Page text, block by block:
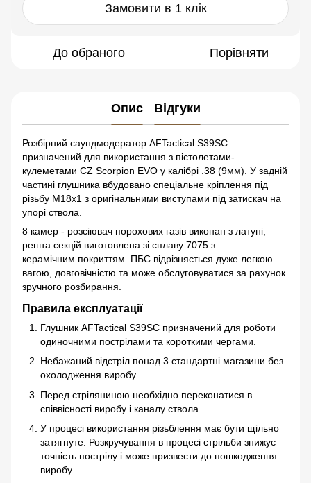
Замовити в 1 клік
До обраного Порівняти
Опис Відгуки
Розбірний саундмодератор AFTactical S39SC
призначений для використання з пістолетами-
кулеметами CZ Scorpion EVO у калібрі .38 (9мм). У задній
частині глушника вбудовано спеціальне кріплення під
різьбу М18х1 з оригінальними виступами під затискач на
упорі ствола.
8 камер - розсіювач порохових газів виконан з латуні,
решта секцій виготовлена зі сплаву 7075 з
керамічним покриттям. ПБС відрізняється дуже легкою
вагою, довговічністю та може обслуговуватися за рахунок
зручного розбирання.
Правила експлуатації
Глушник AFTactical S39SC призначений для роботи
одиночними пострілами та короткими чергами.
Небажаний відстріл понад 3 стандартні магазини без
охолодження виробу.
Перед стріляниною необхідно переконатися в
співвісності виробу і каналу ствола.
У процесі використання різьблення має бути щільно
затягнуте. Розкручування в процесі стрільби знижує
точність пострілу і може призвести до пошкодження
виробу.